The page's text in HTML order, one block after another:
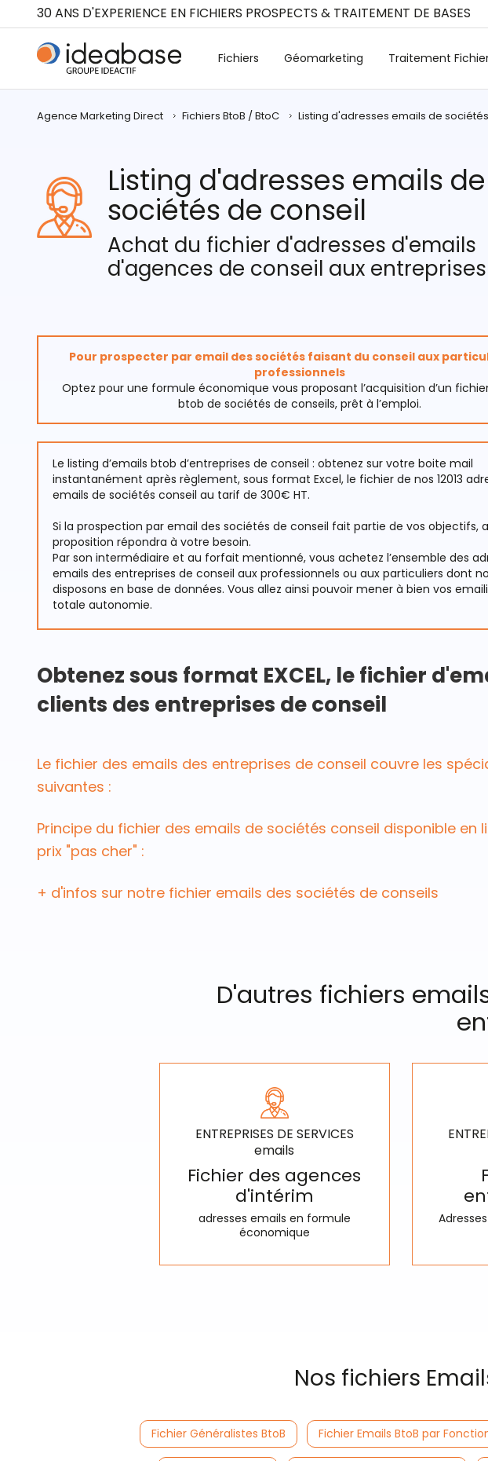
30 ANS D'EXPERIENCE EN FICHIERS PROSPECTS & TRAITEMENT DE BASES
Fichiers Géomarketing Traitement
Agence Marketing Direct Fichiers BtoB / BtoC Listing d'adresses emails de
Listing d'adresses emails de
sociétés de conseil
Achat du fichier d'adresses d'emails
d'agences de conseil aux entreprises
Pour prospecter par email des sociétés faisant du conseil aux
professionnels
Optez pour une formule économique vous proposant l’acquisition d’un
btob de sociétés de conseils, prêt à l’emploi.
Le listing d’emails btob d’entreprises de conseil : obtenez sur votre boite mail
instantanément après règlement, sous format Excel, le fichier de nos 12013
emails de sociétés conseil au tarif de 300€ HT.
Si la prospection par email des sociétés de conseil fait partie de vos objectifs,
proposition répondra à votre besoin.
Par son intermédiaire et au forfait mentionné, vous achetez l’ensemble des
emails des entreprises de conseil aux professionnels ou aux particuliers dont
disposons en base de données. Vous allez ainsi pouvoir mener à bien vos
totale autonomie.
Obtenez sous format EXCEL, le fichier
clients des entreprises de conseil
Le fichier des emails des entreprises de conseil couvre les
suivantes :
Principe du fichier des emails de sociétés conseil disponible en
prix "pas cher" :
+ d'infos sur notre fichier emails des sociétés de conseils
D'autres fichiers
ENTREPRISES DE SERVICES
emails
Fichier des agences
d'intérim
adresses emails en formule
économique
Nos fichiers
Fichier Généralistes BtoB Fichier Emails BtoB par
Panneau de gestion des cookies